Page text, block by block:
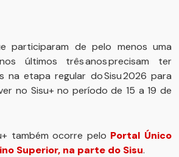
participaram de pelo menos uma
últimos três anos precisam ter
na etapa regular do Sisu 2026 para
no Sisu+ no período de 15 a 19 de
também ocorre pelo Portal Único
Superior, na parte do Sisu.